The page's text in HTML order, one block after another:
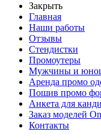
Закрыть
Главная
Наши работы
Отзывы
Стендистки
Промоутеры
Мужчины и
Аренда промо
Пошив промо
Анкета для
Заказ моделей
Контакты